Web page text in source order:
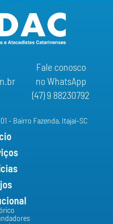
Fale conosco
no WhatsApp
(47) 9 88230792
- Bairro Fazenda, Itajaí-SC